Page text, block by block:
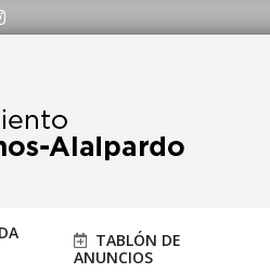
escríbenos a ayuntamiento@alalpardo.org
TABLÓN DE
ANUNCIOS